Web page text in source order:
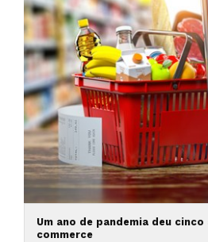
Um ano de pandemia deu
commerce